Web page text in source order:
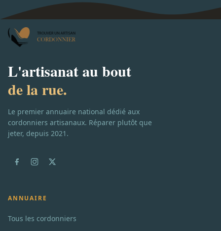
L'artisanat au bout
de la rue.
Le premier annuaire national dédié aux
cordonniers artisanaux. Réparer plutôt que
jeter, depuis 2021.
ANNUAIRE
Tous les cordonniers